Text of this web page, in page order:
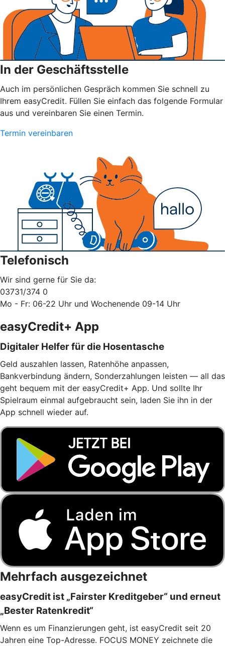
In der Geschäftsstelle
Auch im persönlichen Gespräch kommen Sie schnell zu
Ihrem easyCredit. Füllen Sie einfach das folgende Formular
aus und vereinbaren Sie einen Termin.
Termin vereinbaren
Telefonisch
Wir sind gerne für Sie da:
03731/374 0
Mo - Fr: 06-22 Uhr und Wochenende 09-14 Uhr
easyCredit+ App
Digitaler Helfer für die Hosentasche
Geld auszahlen lassen, Ratenhöhe anpassen,
Bankverbindung ändern, Sonderzahlungen leisten — all das
geht bequem mit der easyCredit+ App. Und sollte Ihr
Spielraum einmal aufgebraucht sein, laden Sie ihn in der
App schnell wieder auf.
Mehrfach ausgezeichnet
easyCredit ist „Fairster Kreditgeber“ und erneut
„Bester Ratenkredit“
Wenn es um Finanzierungen geht, ist easyCredit seit 20
Jahren eine Top-Adresse. FOCUS MONEY zeichnete die